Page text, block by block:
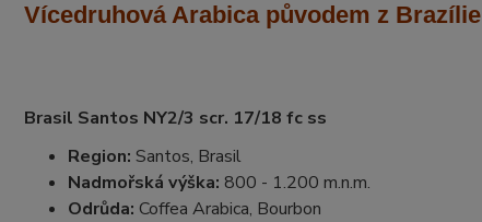
Vícedruhová Arabica původem z Brazílie
Brasil Santos NY2/3 scr. 17/18 fc ss
Region: Santos, Brasil
Nadmořská výška: 800 - 1.200 m.n.m.
Odrůda: Coffea Arabica, Bourbon